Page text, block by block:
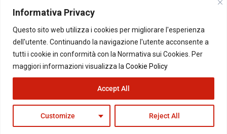
Informativa Privacy
Questo sito web utilizza i cookies per migliorare l'esperienza
dell'utente. Continuando la navigazione l'utente acconsente a
tutti i cookie in conformità con la Normativa sui Cookies. Per
maggiori informazioni visualizza la Cookie Policy
Customize Reject All
Accept All
PUBBLICITA'
Per la tua pubblicità su questo Blog:
pubblicita@beppegrillo.it
© Copyright 2026 - Il Blog di Beppe Grillo. All Rights Reserved - Powered by
happygrafic.com